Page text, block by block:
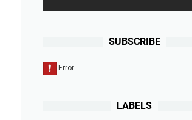
SUBSCRIBE
LABELS